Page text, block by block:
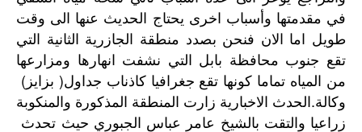
في مقدمتها وأسباب اخرى يحتاج الحديث عنها الى وقت
طويل اما الان فنحن بصدد منطقة الجازرية الثانية التي
تقع جنوب محافظة بابل التي نشفت انهارها ومزارعها
من المياه تماما كونها تقع جغرافيا كاذناب جداول( بزايز )
وكالة.الحدث الاخبارية زارت المنطقة المذكورة والمنكوبة
زراعيا والتقت بالشيخ عامر عباس الجبوري حيث تحدث